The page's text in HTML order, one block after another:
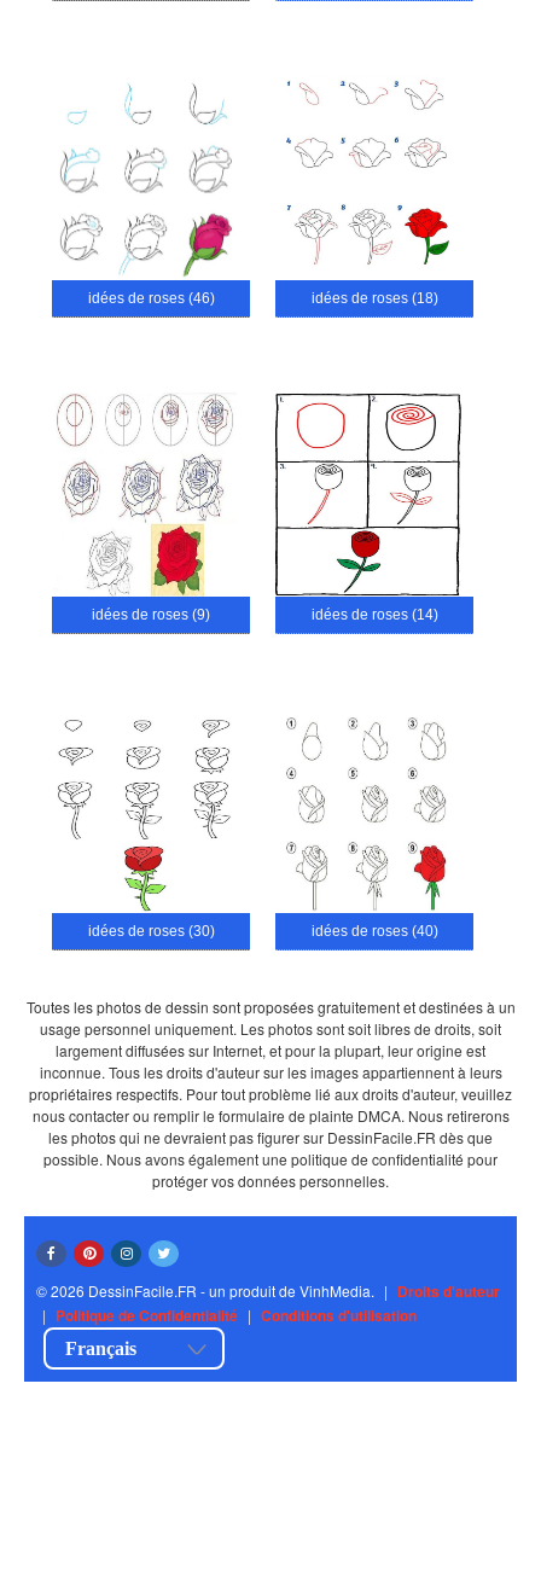
idées de roses (46) idées de roses (18)
idées de roses (9) idées de roses (14)
idées de roses (30) idées de roses (40)
Toutes les photos de dessin sont proposées gratuitement et destinées à un
usage personnel uniquement. Les photos sont soit libres de droits, soit
largement diffusées sur Internet, et pour la plupart, leur origine est
inconnue. Tous les droits d'auteur sur les images appartiennent à leurs
propriétaires respectifs. Pour tout problème lié aux droits d'auteur, veuillez
nous contacter ou remplir le formulaire de plainte DMCA. Nous retirerons
les photos qui ne devraient pas figurer sur DessinFacile.FR dès que
possible. Nous avons également une politique de confidentialité pour
protéger vos données personnelles.
© 2026 DessinFacile.FR - un produit de VinhMedia. | Droits d'auteur
| Politique de Confidentialité | Conditions d'utilisation
Français